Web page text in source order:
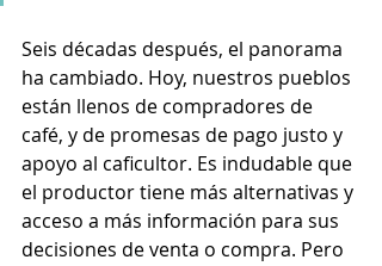
Seis décadas después, el panorama
ha cambiado. Hoy, nuestros pueblos
están llenos de compradores de
café, y de promesas de pago justo y
apoyo al caficultor. Es indudable que
el productor tiene más alternativas y
acceso a más información para sus
decisiones de venta o compra. Pero